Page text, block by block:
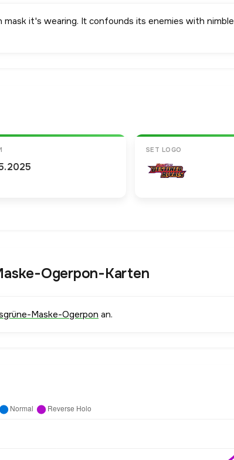
it's wearing. It confounds its enemies with nimble
SET LOGO
Ogerpon-Karten
Maske-Ogerpon an.